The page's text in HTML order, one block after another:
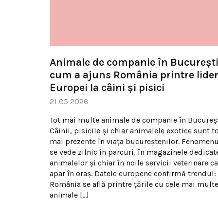
Animale de companie în
cum a ajuns România printre
Europei la câini și pisici
21 05 2026
Tot mai multe animale de companie în
Câinii, pisicile și chiar animalele exotice sunt
mai prezente în viața bucureștenilor.
se vede zilnic în parcuri, în magazinele
animalelor și chiar în noile servicii veterinare
apar în oraș. Datele europene confirmă trendul:
România se află printre țările cu cele mai multe
animale […]